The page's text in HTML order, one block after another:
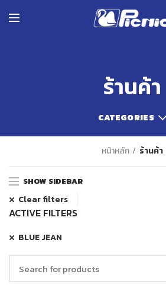
ร้านค้า
CATEGORIES
หน้าหลัก ร้านค้า
SHOW SIDEBAR
Clear filters
ACTIVE FILTERS
BLUE JEAN